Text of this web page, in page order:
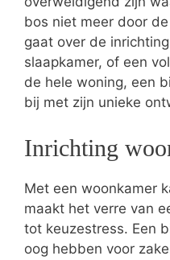
bos niet meer door
gaat over de
slaapkamer, of een
de hele woning, een
bij met zijn unieke
Inrichting
Met een woonkamer
maakt het verre van
tot keuzestress. Een
oog hebben voor